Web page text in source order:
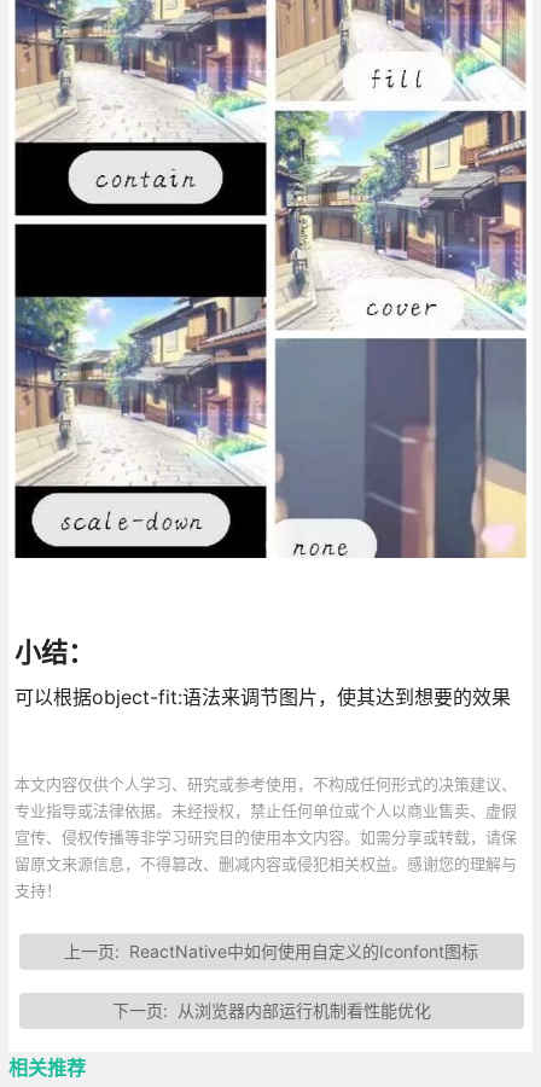
小结：
可以根据object-fit:语法来调节图片，使其达到想要的效果
本文内容仅供个人学习、研究或参考使用，不构成任何形式的决策建议、
专业指导或法律依据。未经授权，禁止任何单位或个人以商业售卖、虚假
宣传、侵权传播等非学习研究目的使用本文内容。如需分享或转载，请保
留原文来源信息，不得篡改、删减内容或侵犯相关权益。感谢您的理解与
支持！
上一页: ReactNative中如何使用自定义的Iconfont图标
下一页: 从浏览器内部运行机制看性能优化
相关推荐